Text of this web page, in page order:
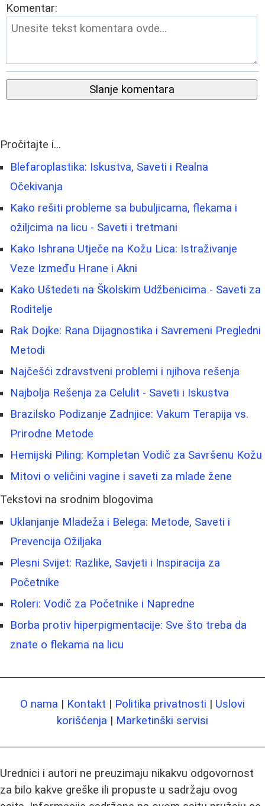
Komentar:
Slanje komentara
Pročitajte i...
Blefaroplastika: Iskustva, Saveti i Realna
Očekivanja
Kako rešiti probleme sa bubuljicama, flekama i
ožiljcima na licu - Saveti i tretmani
Kako Ishrana Utječe na Kožu Lica: Istraživanje
Veze Između Hrane i Akni
Kako Uštedeti na Školskim Udžbenicima - Saveti za
Roditelje
Rak Dojke: Rana Dijagnostika i Savremeni Pregledni
Metodi
Najčešći zdravstveni problemi i njihova rešenja
Najbolja Rešenja za Celulit - Saveti i Iskustva
Brazilsko Podizanje Zadnjice: Vakum Terapija vs.
Prirodne Metode
Hemijski Piling: Kompletan Vodič za Savršenu Kožu
Mitovi o veličini vagine i saveti za mlade žene
Tekstovi na srodnim blogovima
Uklanjanje Mladeža i Belega: Metode, Saveti i
Prevencija Ožiljaka
Plesni Svijet: Razlike, Savjeti i Inspiracija za
Početnike
Roleri: Vodič za Početnike i Napredne
Borba protiv hiperpigmentacije: Sve što treba da
znate o flekama na licu
O nama | Kontakt | Politika privatnosti | Uslovi
korišćenja | Marketinški servisi
Urednici i autori ne preuzimaju nikakvu odgovornost
za bilo kakve greške ili propuste u sadržaju ovog